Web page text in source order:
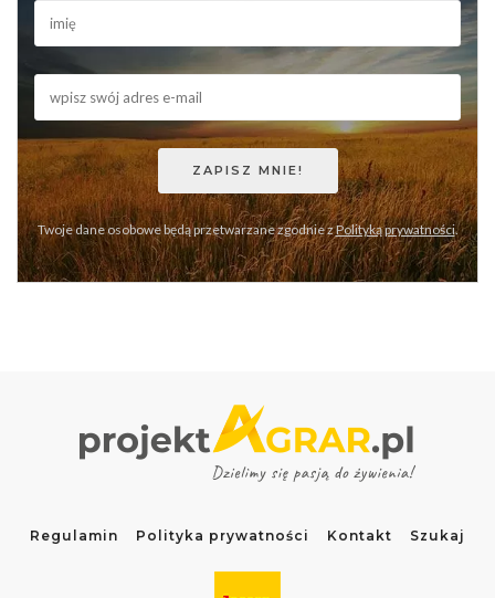
Twoje dane osobowe będą przetwarzane zgodnie zPolityką prywatności.
Regulamin Polityka prywatności Kontakt Szukaj